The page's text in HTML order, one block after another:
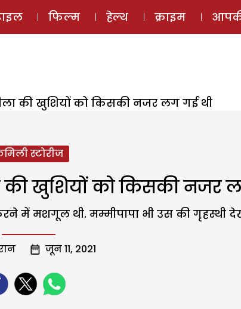
ई-मैगज़ीन ऑडियो स्टोरी लॉग
फिल्म हेल्थ क्राइम
की खुशियों को किसकी नजर लग गई थी
स्टोरीज
की खुशियों को किसकी नजर
में मशगूल थी. मम्मीपापा भी उस की
जून 11, 2021